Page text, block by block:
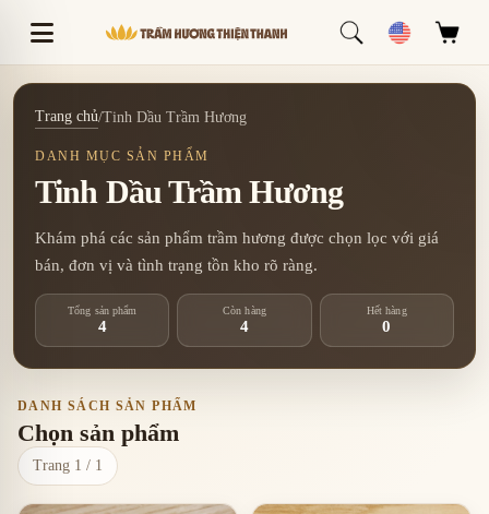
Trang chủ/Tinh Dầu Trầm Hương
DANH MỤC SẢN PHẨM
Tinh Dầu Trầm Hương
Khám phá các sản phẩm trầm hương được chọn lọc với giá
bán, đơn vị và tình trạng tồn kho rõ ràng.
Tổng sản phẩm
4
Còn hàng
4
Hết hàng
0
DANH SÁCH SẢN PHẨM
Chọn sản phẩm
Trang 1 / 1